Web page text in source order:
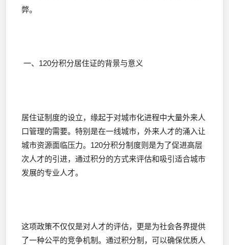
弊。
一、120分积分居住证的背景与意义
居住证制度的设立，缘起于对城市化进程中大量外来人
口管理的需要。特别是在一线城市，外来人才的涌入让
城市资源面临压力。120分积分制度则是为了促进高层
次人才的引进，通过积分的方式来评估和吸引适合城市
发展的专业人才。
这项政策不仅仅是对人才的评估，更是为社会各界提供
了一种公平的竞争机制。通过积分制，可以确保优质人